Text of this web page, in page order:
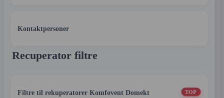
Kontaktpersoner
Recuperator filtre
Filtre til rekuperatorer Komfovent Domekt TOP